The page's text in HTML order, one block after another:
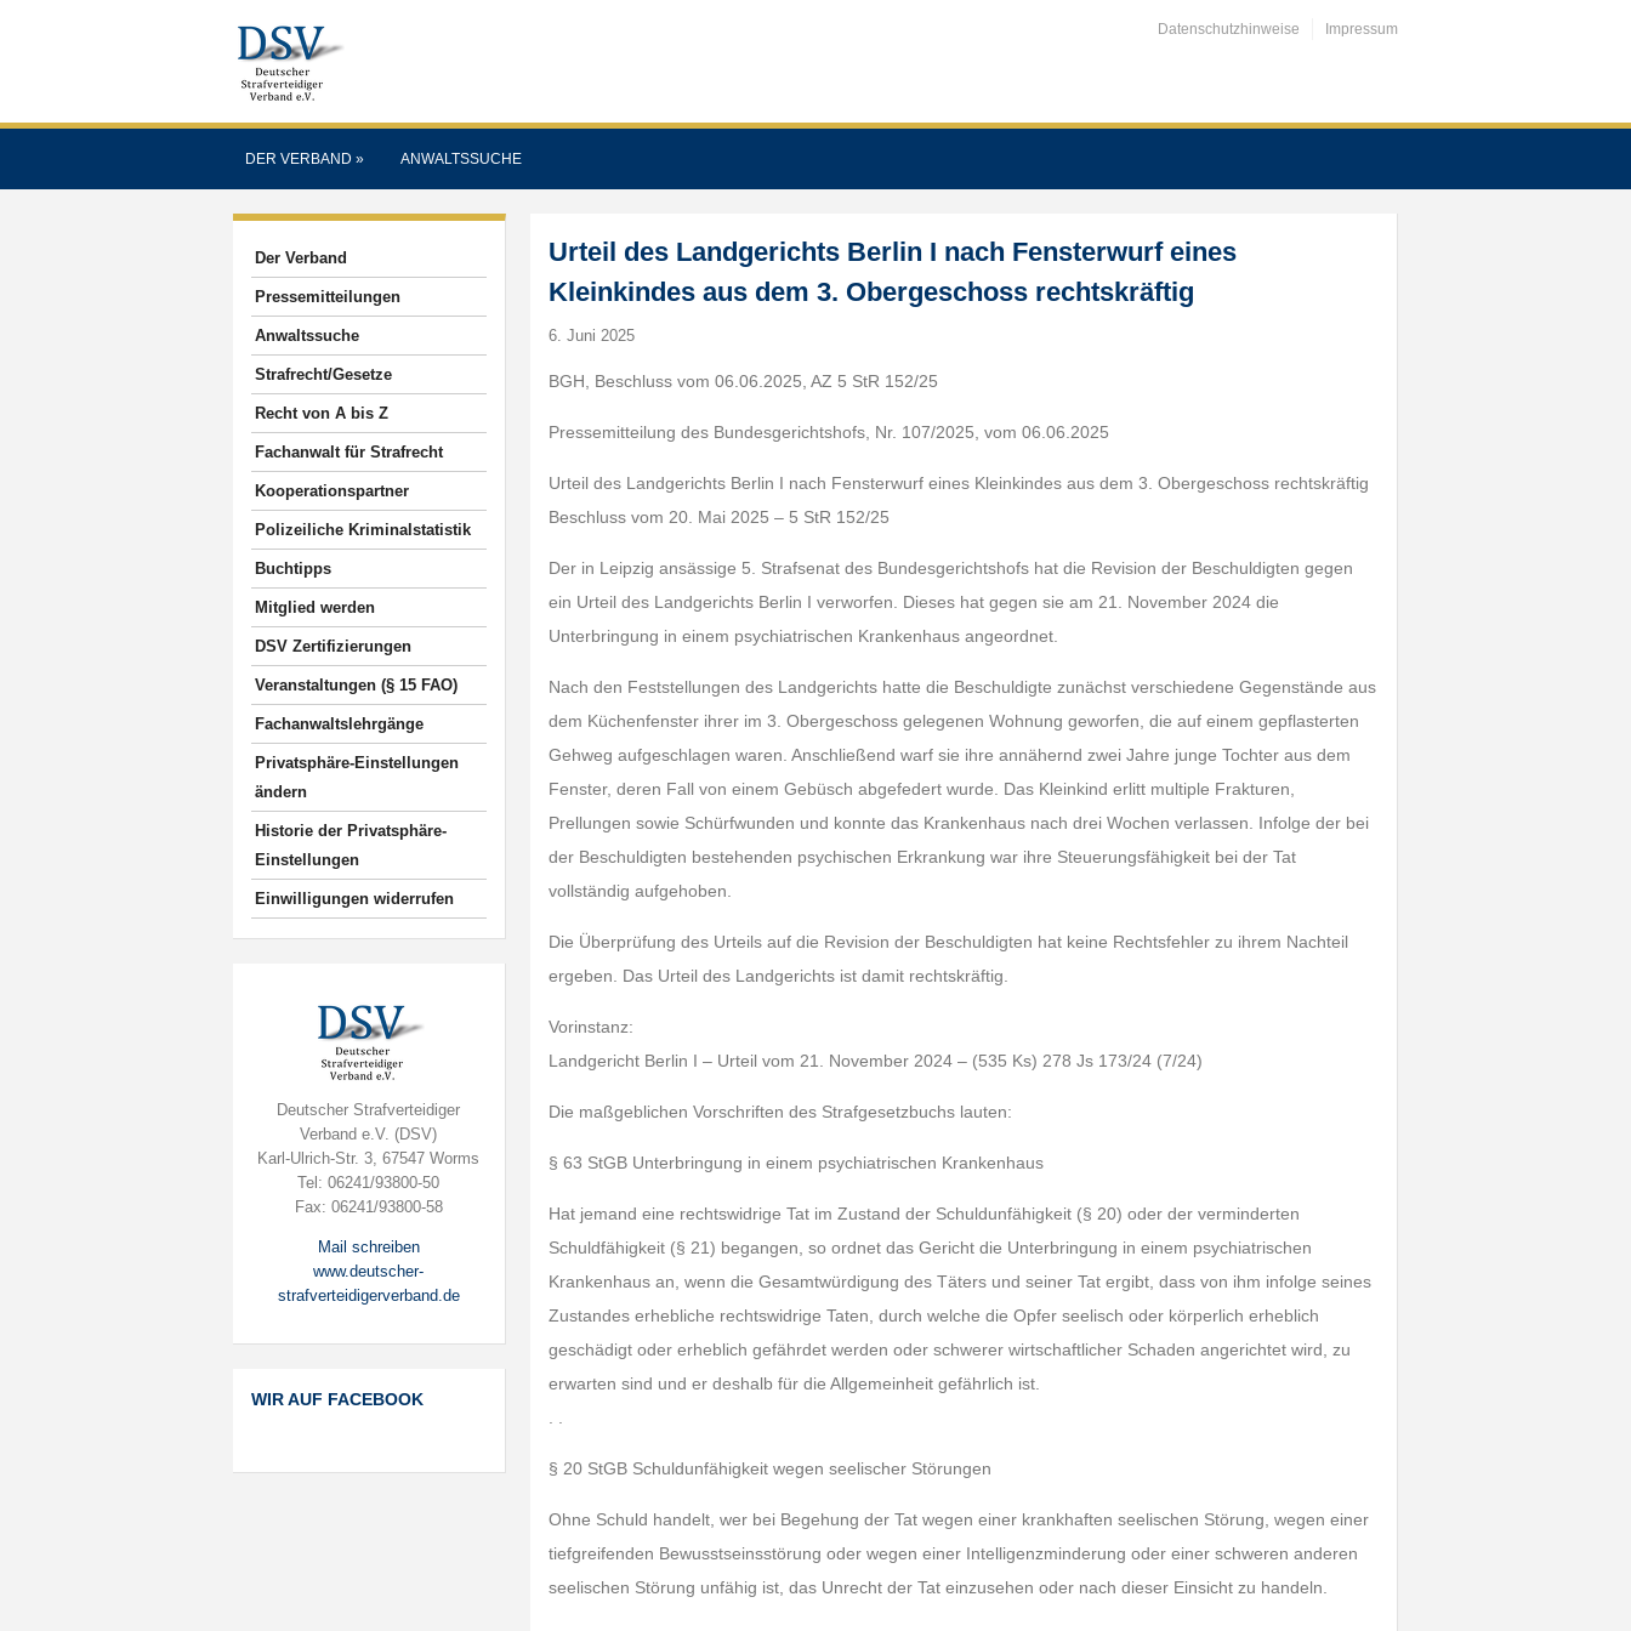
Datenschutzhinweise Impressum
DER VERBAND » ANWALTSSUCHE
Der Verband
Pressemitteilungen
Anwaltssuche
Strafrecht/Gesetze
Recht von A bis Z
Fachanwalt für Strafrecht
Kooperationspartner
Polizeiliche Kriminalstatistik
Buchtipps
Mitglied werden
DSV Zertifizierungen
Veranstaltungen (§ 15 FAO)
Fachanwaltslehrgänge
Privatsphäre-Einstellungen
ändern
Historie der Privatsphäre-
Einstellungen
Einwilligungen widerrufen
Deutscher Strafverteidiger
Verband e.V. (DSV)
Karl-Ulrich-Str. 3, 67547 Worms
Tel: 06241/93800-50
Fax: 06241/93800-58
Mail schreiben
www.deutscher-
strafverteidigerverband.de
WIR AUF FACEBOOK
Urteil des Landgerichts Berlin I nach Fensterwurf eines
Kleinkindes aus dem 3. Obergeschoss rechtskräftig
6. Juni 2025
BGH, Beschluss vom 06.06.2025, AZ 5 StR 152/25
Pressemitteilung des Bundesgerichtshofs, Nr. 107/2025, vom 06.06.2025
Urteil des Landgerichts Berlin I nach Fensterwurf eines Kleinkindes aus dem 3. Obergeschoss rechtskräftig
Beschluss vom 20. Mai 2025 – 5 StR 152/25
Der in Leipzig ansässige 5. Strafsenat des Bundesgerichtshofs hat die Revision der Beschuldigten gegen
ein Urteil des Landgerichts Berlin I verworfen. Dieses hat gegen sie am 21. November 2024 die
Unterbringung in einem psychiatrischen Krankenhaus angeordnet.
Nach den Feststellungen des Landgerichts hatte die Beschuldigte zunächst verschiedene Gegenstände aus
dem Küchenfenster ihrer im 3. Obergeschoss gelegenen Wohnung geworfen, die auf einem gepflasterten
Gehweg aufgeschlagen waren. Anschließend warf sie ihre annähernd zwei Jahre junge Tochter aus dem
Fenster, deren Fall von einem Gebüsch abgefedert wurde. Das Kleinkind erlitt multiple Frakturen,
Prellungen sowie Schürfwunden und konnte das Krankenhaus nach drei Wochen verlassen. Infolge der bei
der Beschuldigten bestehenden psychischen Erkrankung war ihre Steuerungsfähigkeit bei der Tat
vollständig aufgehoben.
Die Überprüfung des Urteils auf die Revision der Beschuldigten hat keine Rechtsfehler zu ihrem Nachteil
ergeben. Das Urteil des Landgerichts ist damit rechtskräftig.
Vorinstanz:
Landgericht Berlin I – Urteil vom 21. November 2024 – (535 Ks) 278 Js 173/24 (7/24)
Die maßgeblichen Vorschriften des Strafgesetzbuchs lauten:
§ 63 StGB Unterbringung in einem psychiatrischen Krankenhaus
Hat jemand eine rechtswidrige Tat im Zustand der Schuldunfähigkeit (§ 20) oder der verminderten
Schuldfähigkeit (§ 21) begangen, so ordnet das Gericht die Unterbringung in einem psychiatrischen
Krankenhaus an, wenn die Gesamtwürdigung des Täters und seiner Tat ergibt, dass von ihm infolge seines
Zustandes erhebliche rechtswidrige Taten, durch welche die Opfer seelisch oder körperlich erheblich
geschädigt oder erheblich gefährdet werden oder schwerer wirtschaftlicher Schaden angerichtet wird, zu
erwarten sind und er deshalb für die Allgemeinheit gefährlich ist.
§ 20 StGB Schuldunfähigkeit wegen seelischer Störungen
Ohne Schuld handelt, wer bei Begehung der Tat wegen einer krankhaften seelischen Störung, wegen einer
tiefgreifenden Bewusstseinsstörung oder wegen einer Intelligenzminderung oder einer schweren anderen
seelischen Störung unfähig ist, das Unrecht der Tat einzusehen oder nach dieser Einsicht zu handeln.